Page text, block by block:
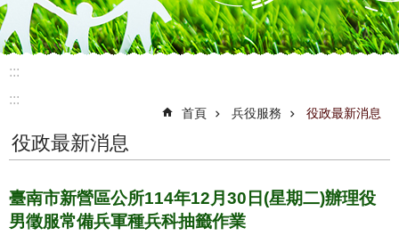
:::
:::
首頁 兵役服務 役政最新消息
役政最新消息
臺南市新營區公所114年12月30日(星期二)辦理役
男徵服常備兵軍種兵科抽籤作業